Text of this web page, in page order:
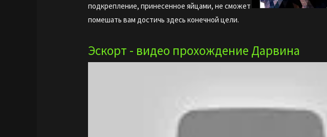
подкрепление, принесенное яйцами, не сможет
помешать вам достичь здесь конечной цели.
Эскорт - видео прохождение Дарвина